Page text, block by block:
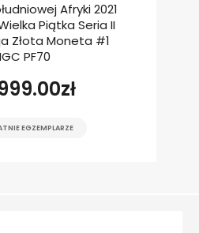
Afryki 2021
Piątka Seria II
Złota Moneta #1
PF70
zł
EGZEMPLARZE